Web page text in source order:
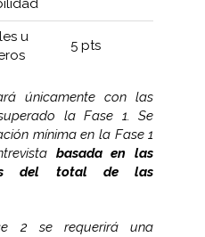
u
5 pts
únicamente con las
la Fase 1. Se
mínima en la Fase 1
basada en las
del total de las
2 se requerirá una